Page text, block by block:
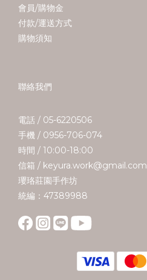
會員/購物金
付款/運送方式
購物須知
聯絡我們
電話 / 05-6220506
手機 / 0956-706-074
時間 / 10:00-18:00
信箱 / keyura.work@gmail.com
瓔珞莊園手作坊
統編：47389988